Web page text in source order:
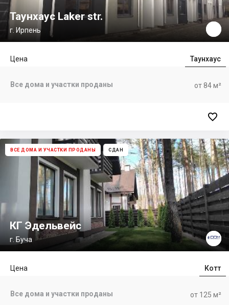
Таунхаус Laker str.
г. Ирпень
Таунхаус
Цена
от 84 м²
Все дома и участки проданы

ВСЕ ДОМА И УЧАСТКИ ПРОДАНЫ СДАН
КГ Эдельвейс
г. Буча
Котт
Цена
от 125 м²
Все дома и участки проданы